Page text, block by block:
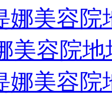
娜美容院
美容院
娜美容院